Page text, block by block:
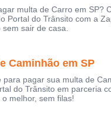
multa de Carro em SP?
Portal do Trânsito com a
sem sair de casa.
Caminhão em SP
para pagar sua multa de
do Trânsito em parceria
melhor, sem filas!